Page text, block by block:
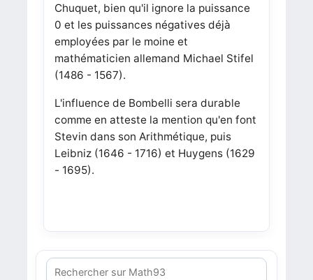
Chuquet, bien qu'il ignore la puissance
0 et les puissances négatives déjà
employées par le moine et
mathématicien allemand Michael Stifel
(1486 - 1567).
L'influence de Bombelli sera durable
comme en atteste la mention qu'en font
Stevin dans son Arithmétique, puis
Leibniz (1646 - 1716) et Huygens (1629
- 1695).